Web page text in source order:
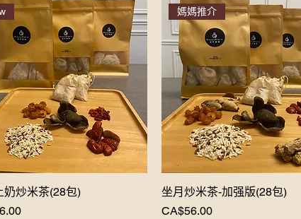
Quick View
奶炒米茶(28包)
Quick View
媽媽推介
坐月炒米茶-加强版(28包)
Price
CA$56.00